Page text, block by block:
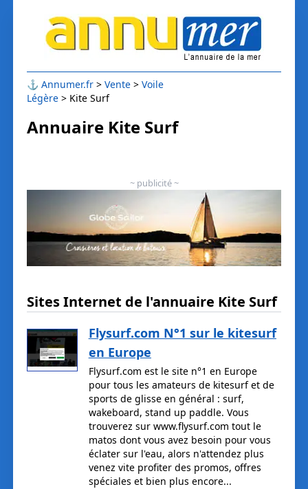
⚓ Annumer.fr Vente
Voile
Légère
Kite Surf
Annuaire Kite Surf
~ publicité ~
Sites Internet de l'annuaire Kite Surf
Flysurf.com N°1 sur le kitesurf
en Europe
Flysurf.com est le site n°1 en Europe
pour tous les amateurs de kitesurf et de
sports de glisse en général : surf,
wakeboard, stand up paddle. Vous
trouverez sur www.flysurf.com tout le
matos dont vous avez besoin pour vous
éclater sur l'eau, alors n'attendez plus
venez vite profiter des promos, offres
spéciales et bien plus encore...